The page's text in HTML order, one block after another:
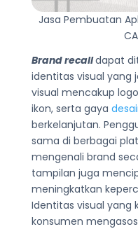
Jasa Pembuatan
Brand recalldapat
identitas visual yang
visual mencakup
ikon, serta gaya
berkelanjutan.
sama di berbagai
mengenali brand
tampilan juga
meningkatkan
Identitas visual yang
konsumen